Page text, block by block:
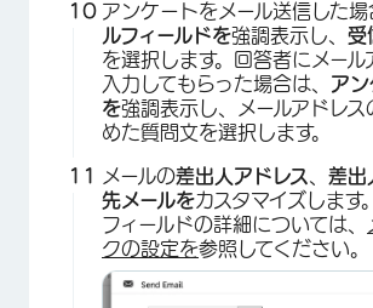
アンケートをメール送信した場
ルフィールドを強調表示し、 受
を選択します。回答者にメール
入力してもらった場合は、 ア
を強調表示し、メールアドレス
めた質問文を選択します。
メールの差出人アドレス、 差出
先メールをカスタマイズします
フィールドの詳細については、
クの設定を参照してください。